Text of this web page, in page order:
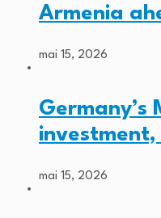
Armenia
mai 15, 2026
Germany’s
investment,
mai 15, 2026